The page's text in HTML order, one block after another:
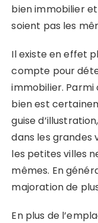
bien immobilier
soient pas les
Il existe en effet
compte pour
immobilier.
bien est
guise
dans les grandes
les petites villes
mêmes. En
majoration de
En plus de